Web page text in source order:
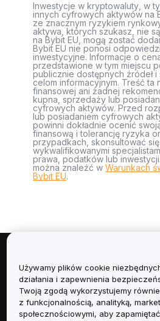
Inwestycje w kryptowaluty, w
innych cyfrowych aktywów na
ze znacznym ryzykiem
aktywa, których szukasz, nie
na Bybit EU, mogą zostać
Bybit EU nie ponosi
inwestycyjne. Informacje o
przedstawione w tym miejscu
publicznie dostępnych źródeł i
celom informacyjnym. Treść ta
finansowej ani żadnej
kupna, sprzedaży lub
cyfrowych aktywów. Przed
lub posiadaniem cyfrowych
powinni dokładnie ocenić
finansową i tolerancję ryzyka
przypadkach, skonsultować
wykwalifikowanymi
prawa, podatków lub
można znaleźć w Warunkach
Bybit EU.
Informacje
Usługi
Używamy plików cookie
działania i zapewnienia
Twoją zgodą wykorzystujemy
z funkcjonalnością, analityką,
społecznościowymi, aby